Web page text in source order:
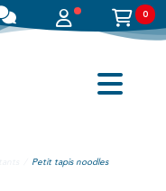
0
Petit tapis noodles